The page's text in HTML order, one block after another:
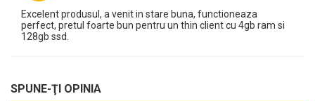
Excelent produsul, a venit in stare buna, functioneaza
perfect, pretul foarte bun pentru un thin client cu 4gb ram si
128gb ssd.
SPUNE-ŢI OPINIA